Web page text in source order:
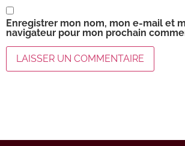
Enregistrer mon nom, mon e-mail et
navigateur pour mon prochain